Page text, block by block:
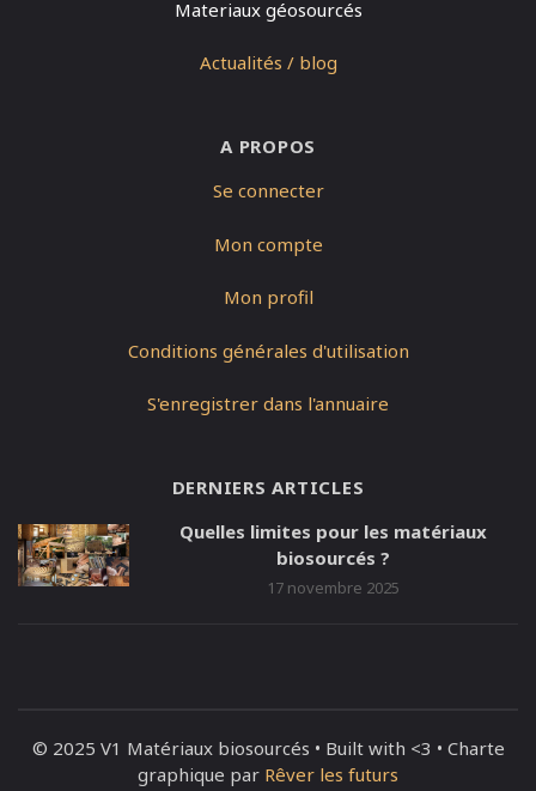
Materiaux géosourcés
Actualités / blog
A PROPOS
Se connecter
Mon compte
Mon profil
Conditions générales d'utilisation
S'enregistrer dans l'annuaire
DERNIERS ARTICLES
Quelles limites pour les matériaux
biosourcés ?
17 novembre 2025
© 2025 V1 Matériaux biosourcés • Built with <3 • Charte
graphique par Rêver les futurs